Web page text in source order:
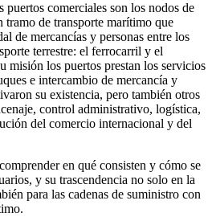
puertos comerciales son los nodos de
tramo de transporte marítimo que
de mercancías y personas entre los
terrestre: el ferrocarril y el
misión los puertos prestan los servicios
e intercambio de mercancía y
su existencia, pero también otros
control administrativo, logística,
del comercio internacional y del
en qué consisten y cómo se
y su trascendencia no solo en la
para las cadenas de suministro con